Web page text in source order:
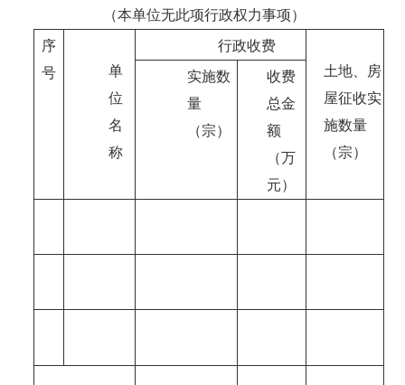
（本单位无此项行政权力事项）
序
号
单
位
名
称
行政收费
土地、房
屋征收实
施数量
（宗）
实施数
量
（宗）
收费
总金
额
（万
元）